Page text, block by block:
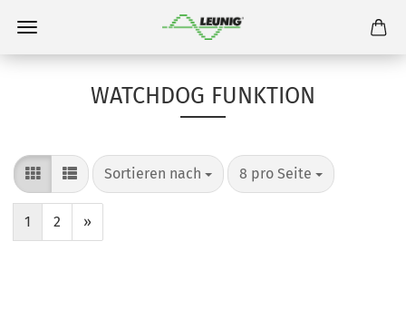
WATCHDOG FUNKTION
Sortieren nach 8 pro Seite
1 2 »